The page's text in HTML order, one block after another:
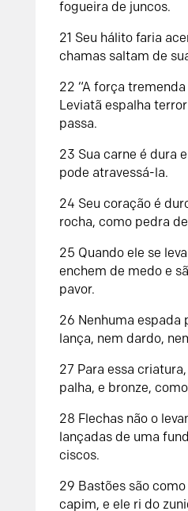
fogueira de juncos.
21 Seu hálito faria
chamas saltam de
22 “A força
Leviatã espalha
passa.
23 Sua carne é dura
pode atravessá-la.
24 Seu coração é
rocha, como pedra
25 Quando ele se
enchem de medo e
pavor.
26 Nenhuma espada
lança, nem dardo,
27 Para essa
palha, e bronze,
28 Flechas não o
lançadas de uma
ciscos.
29 Bastões são
capim, e ele ri do